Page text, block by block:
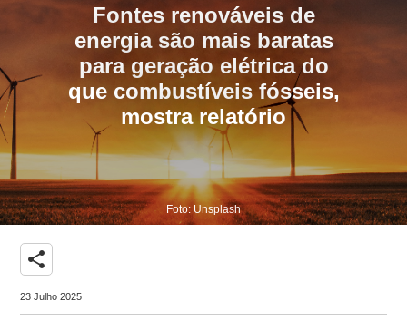
Fontes renováveis de
energia são mais baratas
para geração elétrica do
que combustíveis fósseis,
mostra relatório
Foto: Unsplash
share
23 Julho 2025